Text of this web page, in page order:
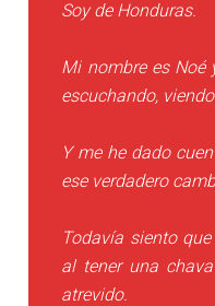
Soy de Honduras.
Mi nombre es Noé
escuchando,
Y me he dado
ese verdadero
Todavía siento
al tener una
atrevido.